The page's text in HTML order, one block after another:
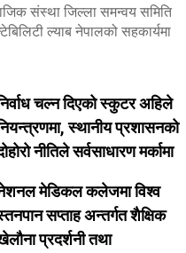
संस्था जिल्ला समन्वय समिति
ल्याब नेपालको सहकार्यमा
चल्न दिएको स्कुटर अहिले
स्थानीय प्रशासनको
नीतिले सर्वसाधारण मर्कामा
मेडिकल कलेजमा विश्व
सप्ताह अन्तर्गत शैक्षिक
प्रदर्शनी तथा